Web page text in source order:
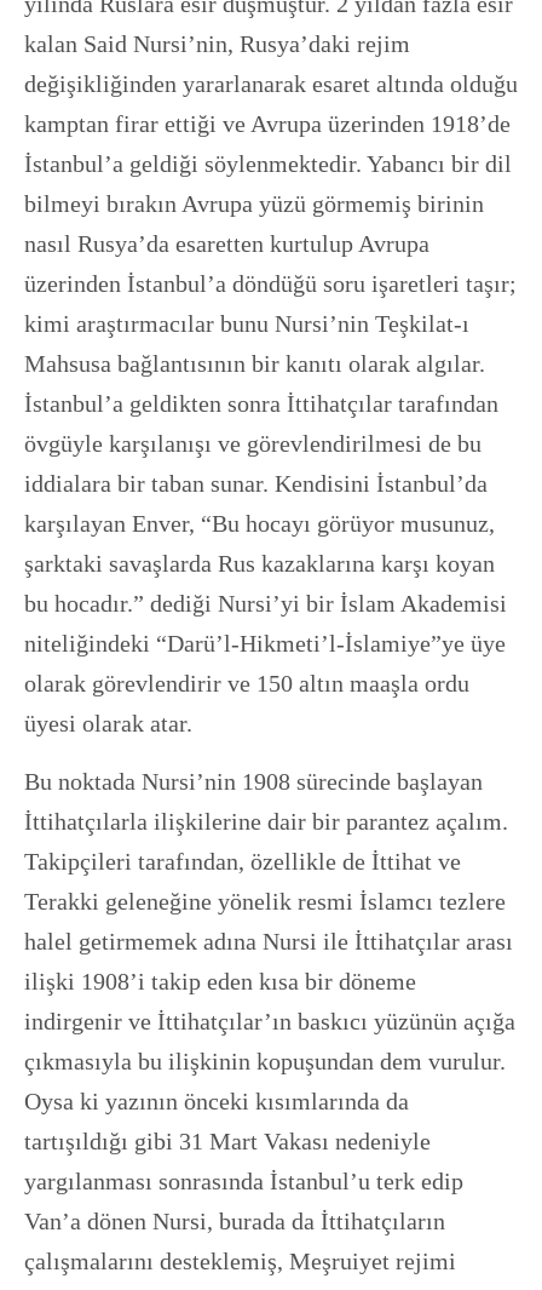
kalan Said Nursi’nin, Rusya’daki rejim
değişikliğinden yararlanarak esaret altında olduğu
kamptan firar ettiği ve Avrupa üzerinden 1918’de
İstanbul’a geldiği söylenmektedir. Yabancı bir dil
bilmeyi bırakın Avrupa yüzü görmemiş birinin
nasıl Rusya’da esaretten kurtulup Avrupa
üzerinden İstanbul’a döndüğü soru işaretleri taşır;
kimi araştırmacılar bunu Nursi’nin Teşkilat-ı
Mahsusa bağlantısının bir kanıtı olarak algılar.
İstanbul’a geldikten sonra İttihatçılar tarafından
övgüyle karşılanışı ve görevlendirilmesi de bu
iddialara bir taban sunar. Kendisini İstanbul’da
karşılayan Enver, “Bu hocayı görüyor musunuz,
şarktaki savaşlarda Rus kazaklarına karşı koyan
bu hocadır.” dediği Nursi’yi bir İslam Akademisi
niteliğindeki “Darü’l-Hikmeti’l-İslamiye”ye üye
olarak görevlendirir ve 150 altın maaşla ordu
üyesi olarak atar.
Bu noktada Nursi’nin 1908 sürecinde başlayan
İttihatçılarla ilişkilerine dair bir parantez açalım.
Takipçileri tarafından, özellikle de İttihat ve
Terakki geleneğine yönelik resmi İslamcı tezlere
halel getirmemek adına Nursi ile İttihatçılar arası
ilişki 1908’i takip eden kısa bir döneme
indirgenir ve İttihatçılar’ın baskıcı yüzünün açığa
çıkmasıyla bu ilişkinin kopuşundan dem vurulur.
Oysa ki yazının önceki kısımlarında da
tartışıldığı gibi 31 Mart Vakası nedeniyle
yargılanması sonrasında İstanbul’u terk edip
Van’a dönen Nursi, burada da İttihatçıların
çalışmalarını desteklemiş, Meşruiyet rejimi